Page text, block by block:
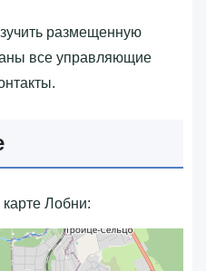
размещенную
все управляющие
Лобни: